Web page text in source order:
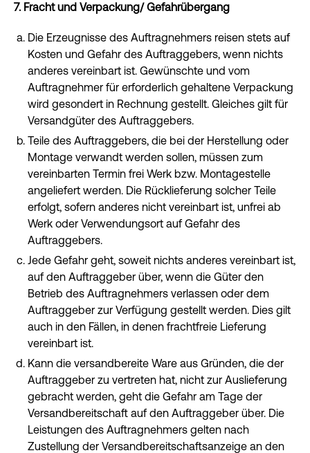
7. Fracht und Verpackung/ Gefahrübergang
Die Erzeugnisse des Auftragnehmers reisen stets auf
Kosten und Gefahr des Auftraggebers, wenn nichts
anderes vereinbart ist. Gewünschte und vom
Auftragnehmer für erforderlich gehaltene Verpackung
wird gesondert in Rechnung gestellt. Gleiches gilt für
Versandgüter des Auftraggebers.
Teile des Auftraggebers, die bei der Herstellung oder
Montage verwandt werden sollen, müssen zum
vereinbarten Termin frei Werk bzw. Montagestelle
angeliefert werden. Die Rücklieferung solcher Teile
erfolgt, sofern anderes nicht vereinbart ist, unfrei ab
Werk oder Verwendungsort auf Gefahr des
Auftraggebers.
Jede Gefahr geht, soweit nichts anderes vereinbart ist,
auf den Auftraggeber über, wenn die Güter den
Betrieb des Auftragnehmers verlassen oder dem
Auftraggeber zur Verfügung gestellt werden. Dies gilt
auch in den Fällen, in denen frachtfreie Lieferung
vereinbart ist.
Kann die versandbereite Ware aus Gründen, die der
Auftraggeber zu vertreten hat, nicht zur Auslieferung
gebracht werden, geht die Gefahr am Tage der
Versandbereitschaft auf den Auftraggeber über. Die
Leistungen des Auftragnehmers gelten nach
Zustellung der Versandbereitschaftsanzeige an den